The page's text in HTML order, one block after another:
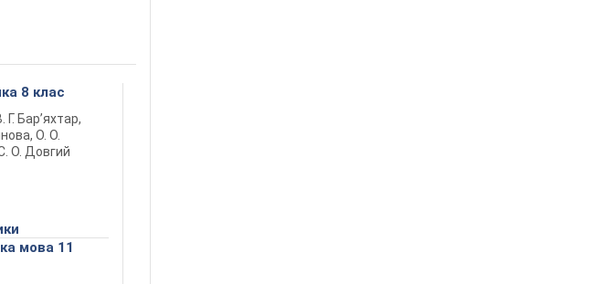
8 клас
Г. Бар’яхтар,
О. О.
О. Довгий
мова 11